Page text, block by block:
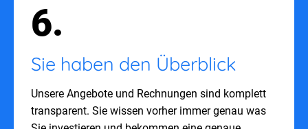
6.
Sie haben den Überblick
Unsere Angebote und Rechnungen sind komplett
transparent. Sie wissen vorher immer genau was